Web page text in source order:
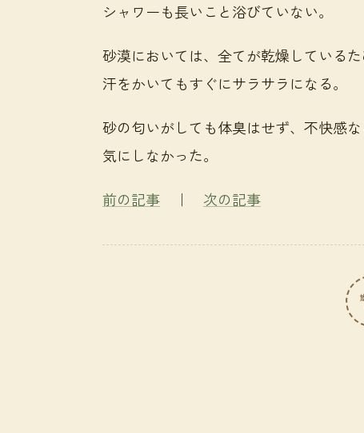
シャワーも長いこと浴びていない。
砂漠においては、全てが乾燥している
汗をかいてもすぐにサラサラになる。
砂の匂いがしても体臭はせず、不快感
気にしなかった。
前の記事 ｜ 次の記事